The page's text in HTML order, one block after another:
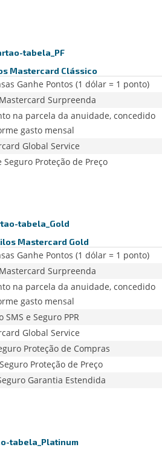
Mastercard Clássico
Ganhe Pontos (1 dólar = 1 ponto)
Surpreenda
na parcela da anuidade, concedido
gasto mensal
Global Service
Seguro Proteção de Preço
Mastercard Gold
Ganhe Pontos (1 dólar = 1 ponto)
Surpreenda
na parcela da anuidade, concedido
gasto mensal
SMS e Seguro PPR
Global Service
Proteção de Compras
Proteção de Preço
Garantia Estendida